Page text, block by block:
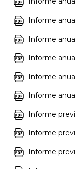
Informe
Informe
Informe
Informe
Informe
Informe
Informe
Informe